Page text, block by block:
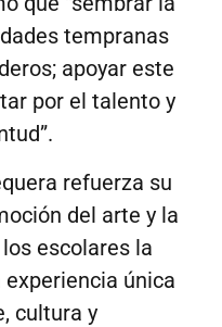
tempranas
apoyar este
por el talento y
refuerza su
del arte y la
escolares la
única
cultura y